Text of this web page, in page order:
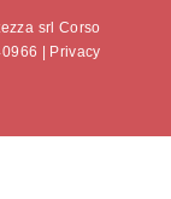
srl Corso
| Privacy